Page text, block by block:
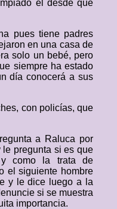
él desde que
pues tiene padres
en una casa de
solo un bebé, pero
siempre ha estado
día conocerá a sus
con policías, que
a Raluca por
pregunta si es que
como la trata de
el siguiente hombre
y le dice luego a la
si se muestra
importancia.